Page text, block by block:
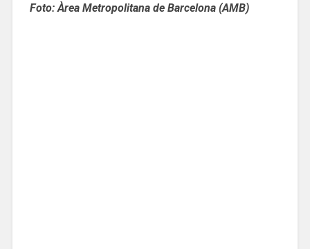
Foto: Àrea Metropolitana de Barcelona (AMB)